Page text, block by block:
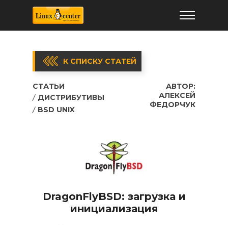
К СПИСКУ СТАТЕЙ
СТАТЬИ
ДИСТРИБУТИВЫ
BSD UNIX
АВТОР:
АЛЕКСЕЙ
ФЕДОРЧУК
DragonFlyBSD: загрузка и
инициализация